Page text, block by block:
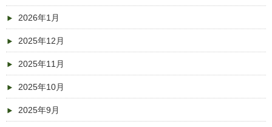
2026年1月
2025年12月
2025年11月
2025年10月
2025年9月